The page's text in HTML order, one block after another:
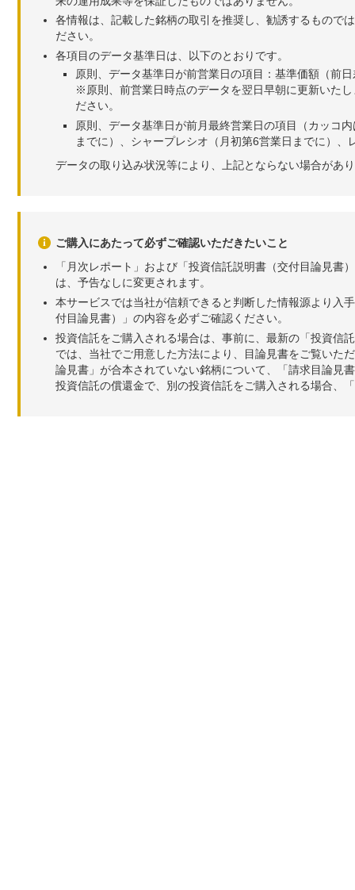
各情報は、記載した銘柄の取引を推奨し、勧誘するもので
ださい。
各項目のデータ基準日は、以下のとおりです。
原則、データ基準日が前営業日の項目：基準価額（前
※原則、前営業日時点のデータを翌日早朝に更新いた
ださい。
原則、データ基準日が前月最終営業日の項目（カッコ
までに）、シャープレシオ（月初第6営業日までに）
データの取り込み状況等により、上記とならない場合があ
ご購入にあたって必ずご確認いただきたいこと
「月次レポート」および「投資信託説明書（交付目論見
は、予告なしに変更されます。
本サービスでは当社が信頼できると判断した情報源より入
付目論見書）」の内容を必ずご確認ください。
投資信託をご購入される場合は、事前に、最新の「投資信
では、当社でご用意した方法により、目論見書をご覧いた
論見書」が合本されていない銘柄について、「請求目論見
投資信託の償還金で、別の投資信託をご購入される場合、